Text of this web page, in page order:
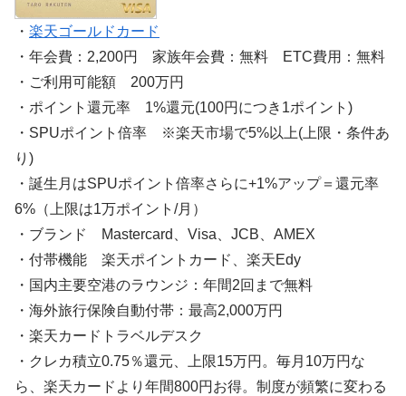
・ 楽天ゴールドカード
・年会費：2,200円 家族年会費：無料 ETC費用：無料
・ご利用可能額 200万円
・ポイント還元率 1%還元(100円につき1ポイント)
・SPUポイント倍率 ※楽天市場で5%以上(上限・条件あ
り)
・誕生月はSPUポイント倍率さらに+1%アップ＝還元率
6%（上限は1万ポイント/月）
・ブランド Mastercard、Visa、JCB、AMEX
・付帯機能 楽天ポイントカード、楽天Edy
・国内主要空港のラウンジ：年間2回まで無料
・海外旅行保険自動付帯：最高2,000万円
・楽天カードトラベルデスク
・クレカ積立0.75％還元、上限15万円。毎月10万円な
ら、楽天カードより年間800円お得。制度が頻繁に変わる